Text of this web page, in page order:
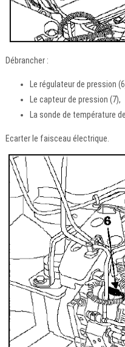
Débrancher :
Le régulateur de pression
Le capteur de pression (7),
La sonde de température
Ecarter le faisceau électrique.